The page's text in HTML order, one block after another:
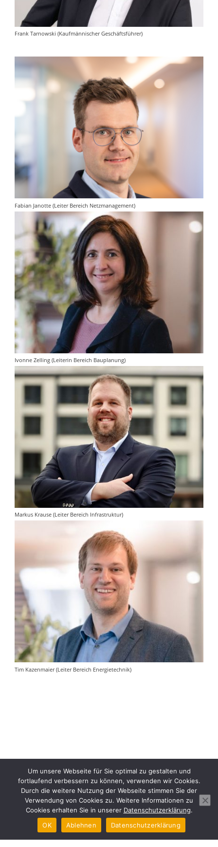
Frank Tarnowski (Kaufmännischer Geschäftsführer)
Fabian Janotte (Leiter Bereich Netzmanagement)
Ivonne Zelling (Leiterin Bereich Bauplanung)
Markus Krause (Leiter Bereich Infrastruktur)
Tim Kazenmaier (Leiter Bereich Energietechnik)
Um unsere Webseite für Sie optimal zu gestalten und
fortlaufend verbessern zu können, verwenden wir Cookies.
Durch die weitere Nutzung der Webseite stimmen Sie der
Verwendung von Cookies zu. Weitere Informationen zu
Cookies erhalten Sie in unserer Datenschutzerklärung.
OK
Ablehnen Datenschutzerklärung